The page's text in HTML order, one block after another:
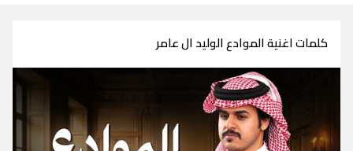
كلمات اغنية الموادع الوليد ال عامر